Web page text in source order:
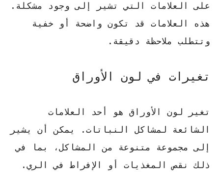
على العلامات التي تشير إلى وجود مشكلة.
هذه العلامات قد تكون واضحة أو خفية
وتتطلب ملاحظة دقيقة.
تغيرات في لون الأوراق
تغير لون الأوراق هو أحد العلامات
الشائعة لمشاكل النباتات. يمكن أن يشير
إلى مجموعة متنوعة من المشاكل، بما في
ذلك نقص المغذيات أو الإفراط في الري.